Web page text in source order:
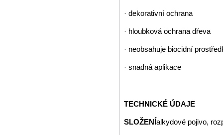
· dekorativní ochrana
· hloubková ochrana dřeva
· neobsahuje biocidní
· snadná aplikace
TECHNICKÉ ÚDAJE
SLOŽENÍalkydové pojivo,